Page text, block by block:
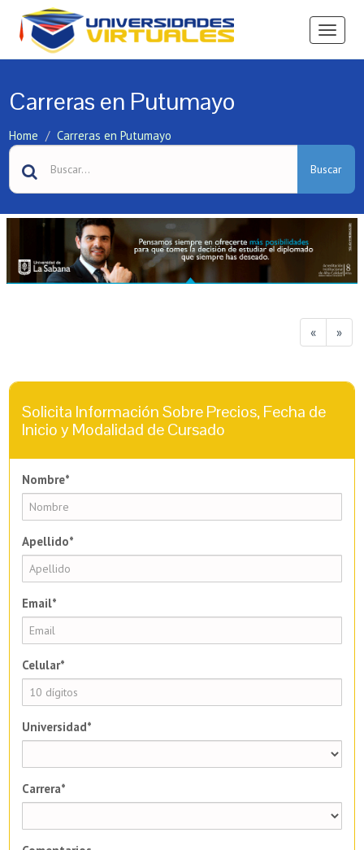
Ver
Carreras en Putumayo
Home Carreras en Putumayo
Buscar
« »
Solicita Información Sobre Precios, Fecha de
Inicio y Modalidad de Cursado
Nombre*
Apellido*
Email*
Celular*
Universidad*
Carrera*